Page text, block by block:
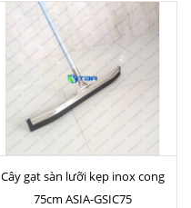
Cây gạt sàn lưỡi kẹp inox cong
75cm ASIA-GSIC75